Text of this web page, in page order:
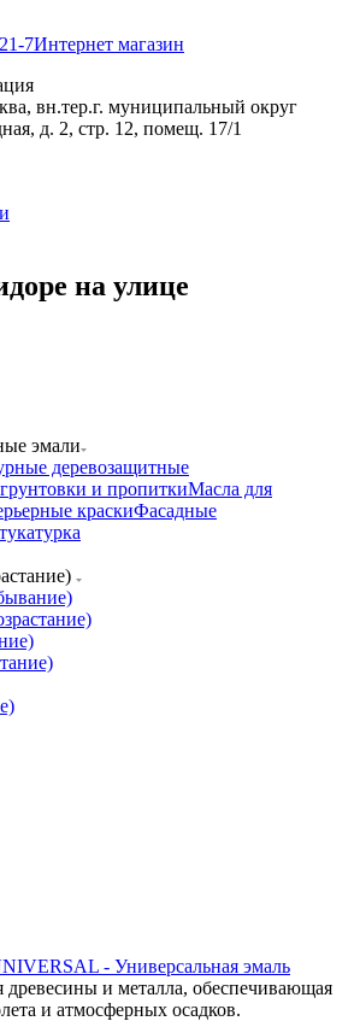
7Интернет магазин
вн.тер.г. муниципальный округ
д. 2, стр. 12, помещ. 17/1
на улице
эмали
деревозащитные
и пропиткиМасла для
краскиФасадные
- Универсальная эмаль
древесины и металла, обеспечивающая
и атмосферных осадков.